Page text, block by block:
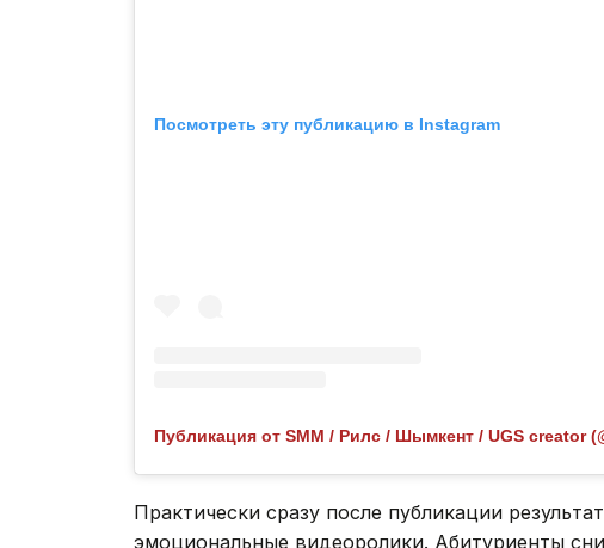
Посмотреть эту публикацию в Instagram
Практически сразу после публикации
эмоциональные видеоролики. Абитуриенты